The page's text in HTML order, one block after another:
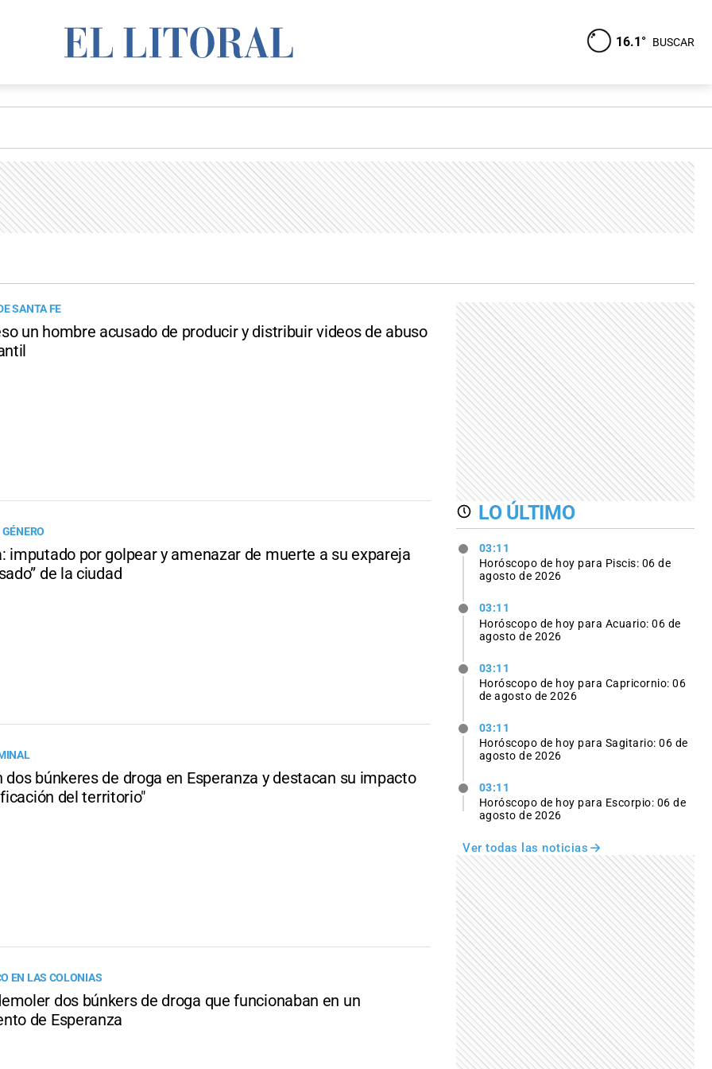
16.1° BUSCAR
SANTA FE
un hombre acusado de producir y distribuir videos de abuso
imputado por golpear y amenazar de muerte a su expareja
de la ciudad
dos búnkeres de droga en Esperanza y destacan su impacto
del territorio"
EN LAS COLONIAS
dos búnkers de droga que funcionaban en un
de Esperanza
LO ÚLTIMO
03:11
Horóscopo de hoy para Piscis: 06 de
agosto de 2026
03:11
Horóscopo de hoy para Acuario: 06 de
agosto de 2026
03:11
Horóscopo de hoy para Capricornio: 06
de agosto de 2026
03:11
Horóscopo de hoy para Sagitario: 06 de
agosto de 2026
03:11
Horóscopo de hoy para Escorpio: 06 de
agosto de 2026
Ver todas las noticias